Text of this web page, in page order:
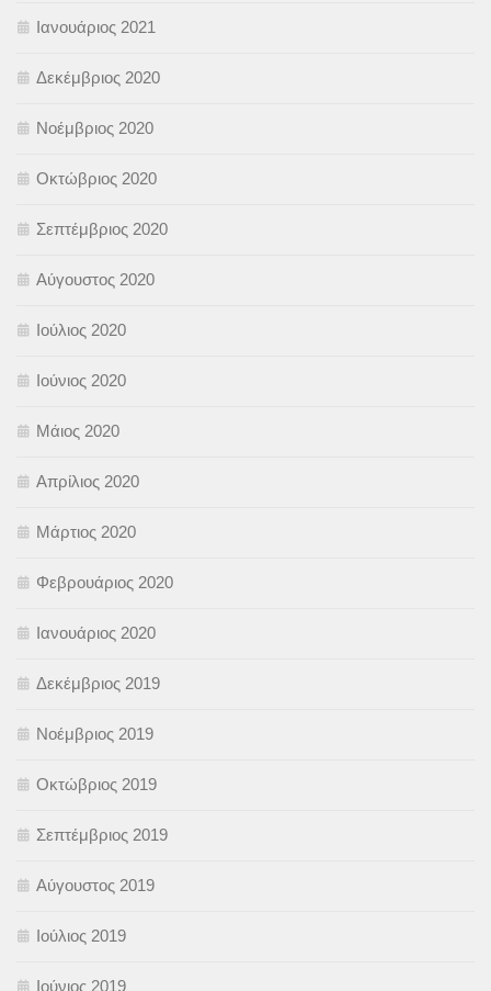
Ιανουάριος 2021
Δεκέμβριος 2020
Νοέμβριος 2020
Οκτώβριος 2020
Σεπτέμβριος 2020
Αύγουστος 2020
Ιούλιος 2020
Ιούνιος 2020
Μάιος 2020
Απρίλιος 2020
Μάρτιος 2020
Φεβρουάριος 2020
Ιανουάριος 2020
Δεκέμβριος 2019
Νοέμβριος 2019
Οκτώβριος 2019
Σεπτέμβριος 2019
Αύγουστος 2019
Ιούλιος 2019
Ιούνιος 2019